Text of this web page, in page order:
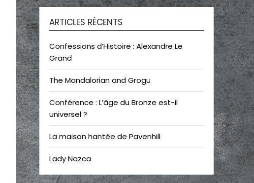
ARTICLES RÉCENTS
Confessions d’Histoire : Alexandre Le
Grand
The Mandalorian and Grogu
Conférence : L’âge du Bronze est-il
universel ?
La maison hantée de Pavenhill
Lady Nazca